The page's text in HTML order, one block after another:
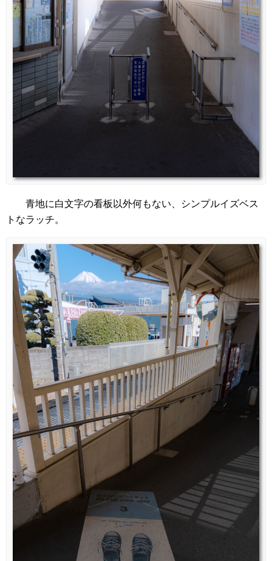
青地に白文字の看板以外何もない、シンプルイズベス
トなラッチ。